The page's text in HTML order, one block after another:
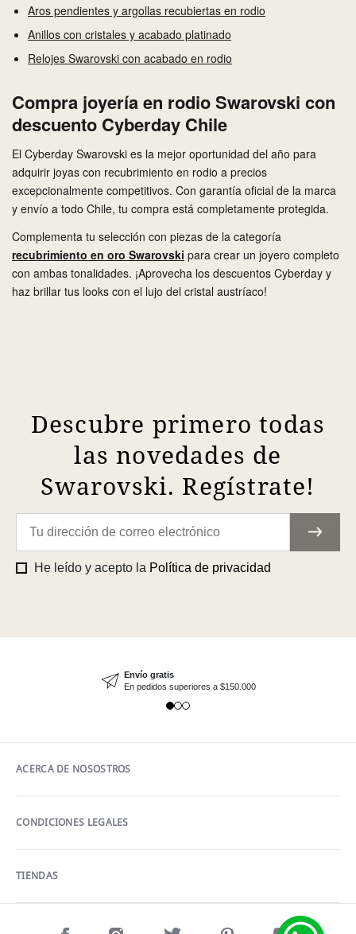
Aros pendientes y argollas recubiertas en rodio
Anillos con cristales y acabado platinado
Relojes Swarovski con acabado en rodio
Compra joyería en rodio Swarovski con
descuento Cyberday Chile
El Cyberday Swarovski es la mejor oportunidad del año para
adquirir joyas con recubrimiento en rodio a precios
excepcionalmente competitivos. Con garantía oficial de la marca
y envío a todo Chile, tu compra está completamente protegida.
Complementa tu selección con piezas de la categoría
recubrimiento en oro Swarovski para crear un joyero completo
con ambas tonalidades. ¡Aprovecha los descuentos Cyberday y
haz brillar tus looks con el lujo del cristal austríaco!
Descubre primero todas
las novedades de
Swarovski. Regístrate!
He leído y acepto la Política de privacidad
Envío gratis
En pedidos superiores a $150.000
ACERCA DE NOSOSTROS
CONDICIONES LEGALES
TIENDAS